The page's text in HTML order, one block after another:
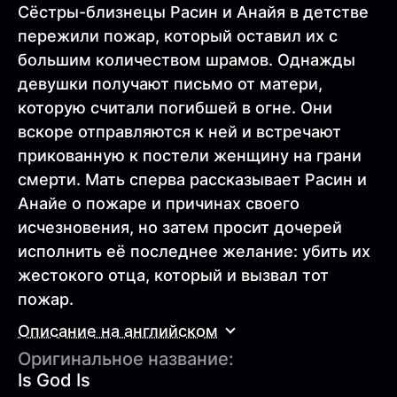
Сёстры-близнецы Расин и Анайя в детстве
пережили пожар, который оставил их с
большим количеством шрамов. Однажды
девушки получают письмо от матери,
которую считали погибшей в огне. Они
вскоре отправляются к ней и встречают
прикованную к постели женщину на грани
смерти. Мать сперва рассказывает Расин и
Анайе о пожаре и причинах своего
исчезновения, но затем просит дочерей
исполнить её последнее желание: убить их
жестокого отца, который и вызвал тот
пожар.
Описание на английском
Оригинальное название:
Is God Is